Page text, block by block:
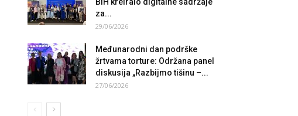
za...
29/06/2026
Međunarodni dan podrške
žrtvama torture: Održana panel
diskusija „Razbijmo tišinu –...
27/06/2026